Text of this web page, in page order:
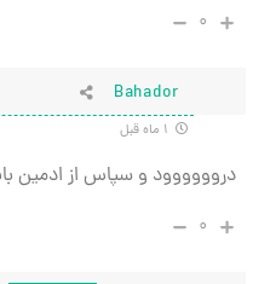
۰
Bahador
دروووووود و سپاس از ادمین
۰